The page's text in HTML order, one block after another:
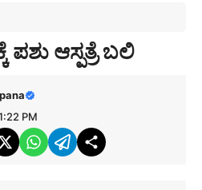
ಪಶು ಆಸ್ಪತ್ರೆ ಬಲಿ
PM